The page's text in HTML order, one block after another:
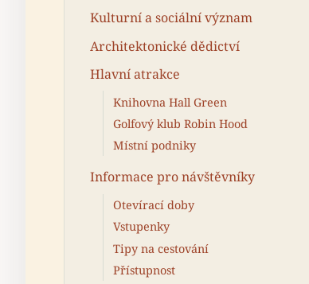
Kulturní a sociální význam
Architektonické dědictví
Hlavní atrakce
Knihovna Hall Green
Golfový klub Robin Hood
Místní podniky
Informace pro návštěvníky
Otevírací doby
Vstupenky
Tipy na cestování
Přístupnost